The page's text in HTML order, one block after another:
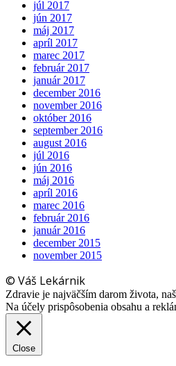
júl 2017
jún 2017
máj 2017
apríl 2017
marec 2017
február 2017
január 2017
december 2016
november 2016
október 2016
september 2016
august 2016
júl 2016
jún 2016
máj 2016
apríl 2016
marec 2016
február 2016
január 2016
december 2015
november 2015
© Váš Lekárnik
Zdravie je najväčším darom života,
Na účely prispôsobenia obsahu a
Close